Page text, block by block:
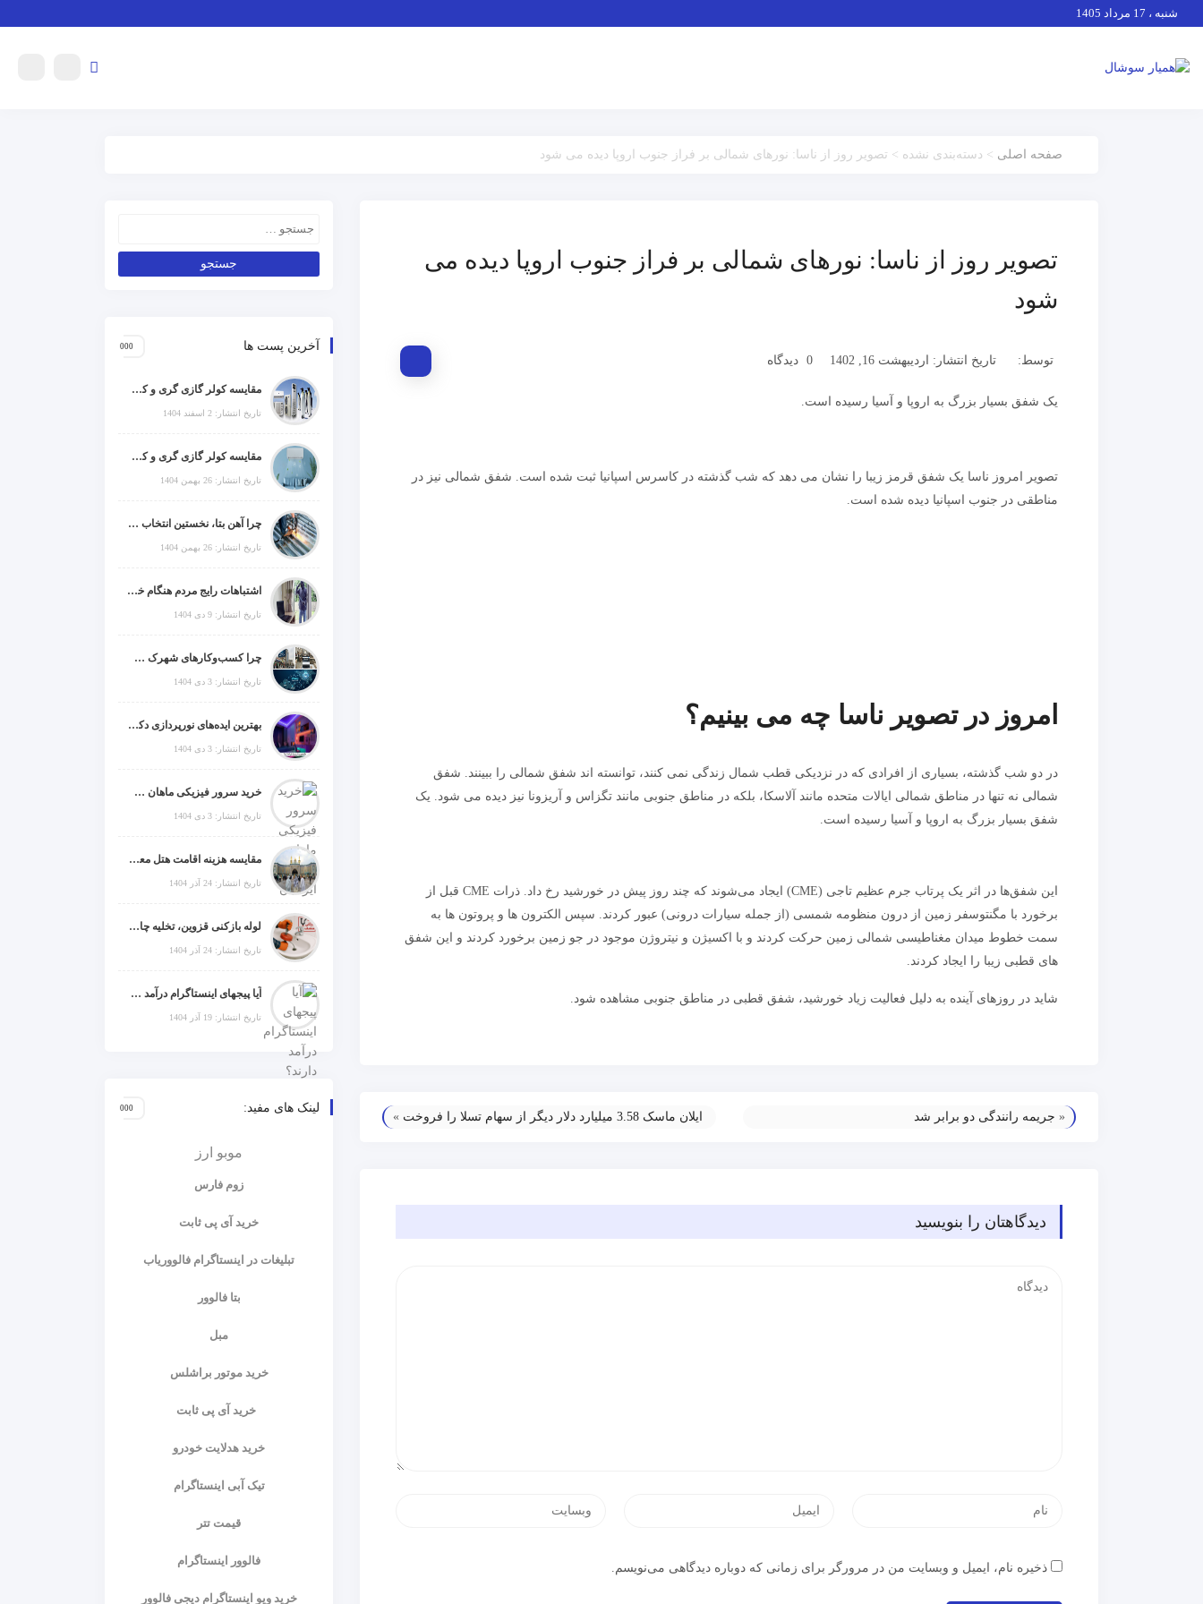
شنبه ، 17 مرداد 1405
صفحه اصلی > دسته‌بندی نشده > تصویر روز از ناسا: نورهای شمالی بر فراز جنوب اروپا دیده می شود
تصویر روز از ناسا: نورهای شمالی بر فراز جنوب اروپا دیده می
شود
توسط: تاریخ انتشار: اردیبهشت 16, 1402 0 دیدگاه
یک شفق بسیار بزرگ به اروپا و آسیا رسیده است.
تصویر امروز ناسا یک شفق قرمز زیبا را نشان می دهد که شب گذشته در کاسرس اسپانیا ثبت شده است. شفق شمالی نیز در
مناطقی در جنوب اسپانیا دیده شده است.
امروز در تصویر ناسا چه می بینیم؟
در دو شب گذشته، بسیاری از افرادی که در نزدیکی قطب شمال زندگی نمی کنند، توانسته اند شفق شمالی را ببینند. شفق
شمالی نه تنها در مناطق شمالی ایالات متحده مانند آلاسکا، بلکه در مناطق جنوبی مانند تگزاس و آریزونا نیز دیده می شود. یک
شفق بسیار بزرگ به اروپا و آسیا رسیده است.
این شفق‌ها در اثر یک پرتاب جرم عظیم تاجی (CME) ایجاد می‌شوند که چند روز پیش در خورشید رخ داد. ذرات CME قبل از
برخورد با مگنتوسفر زمین از درون منظومه شمسی (از جمله سیارات درونی) عبور کردند. سپس الکترون ها و پروتون ها به
سمت خطوط میدان مغناطیسی شمالی زمین حرکت کردند و با اکسیژن و نیتروژن موجود در جو زمین برخورد کردند و این شفق
های قطبی زیبا را ایجاد کردند.
شاید در روزهای آینده به دلیل فعالیت زیاد خورشید، شفق قطبی در مناطق جنوبی مشاهده شود.
« جریمه رانندگی دو برابر شد ایلان ماسک 3.58 میلیارد دلار دیگر از سهام تسلا را فروخت »
دیدگاهتان را بنویسید
ذخیره نام، ایمیل و وبسایت من در مرورگر برای زمانی که دوباره دیدگاهی می‌نویسم.
آخرین پست ها
مقایسه کولر گازی گری و کریر و ال جی و جنرال گلد و هایسنس و مدیا و اجنرال
تاریخ انتشار: 2 اسفند 1404
مقایسه کولر گازی گری و کریر و ال جی و جنرال گلد و جنرال شکار و سامسونگ و یونیوا
تاریخ انتشار: 26 بهمن 1404
چرا آهن بتا، نخستین انتخاب برای گل میخ عرشه فولادی در ایران است؟
تاریخ انتشار: 26 بهمن 1404
اشتباهات رایج مردم هنگام خرید دزدگیر منزل
تاریخ انتشار: 9 دی 1404
چرا کسب‌وکارهای شهرک صنعتی چهاردانگه فوراً به طراحی سایت نیاز دارند؟
تاریخ انتشار: 3 دی 1404
بهترین ایده‌های نورپردازی دکوراتیو با ال ای دی برای منزل، فروشگاه و دفتر کار
تاریخ انتشار: 3 دی 1404
خرید سرور فیزیکی ماهان شبکه ایرانیان
تاریخ انتشار: 3 دی 1404
مقایسه هزینه اقامت هتل معمولی، میان‌رده یا 5 ستاره در سفر زیارتی عراق
تاریخ انتشار: 24 آذر 1404
لوله بازکنی قزوین، تخلیه چاه و خدمات تخصصی لوله‌کشی و تشخیص ترکیدگی
تاریخ انتشار: 24 آذر 1404
آیا پیجهای اینستاگرام درآمد دارند؟ راز موفقیت با استراتژی هوشمندانه
تاریخ انتشار: 19 آذر 1404
لینک های مفید:
موبو ارز
زوم فارس
خرید آی پی ثابت
تبلیغات در اینستاگرام فالووریاب
بتا فالوور
مبل
خرید موتور براشلس
خرید آی پی ثابت
خرید هدلایت خودرو
تیک آبی اینستاگرام
قیمت تتر
فالوور اینستاگرام
خرید ویو اینستاگرام دیجی فالوور